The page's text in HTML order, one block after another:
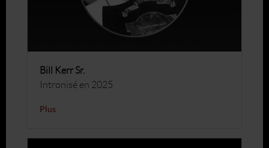
Bill Kerr Sr.
Intronisé en 2025
Plus